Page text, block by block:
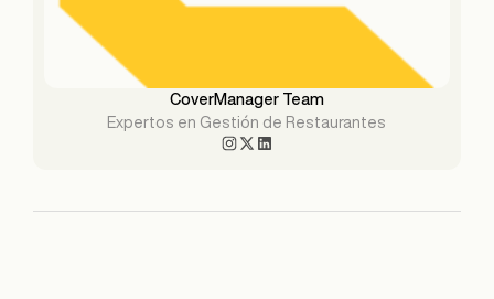
CoverManager Team
Expertos en Gestión de Restaurantes